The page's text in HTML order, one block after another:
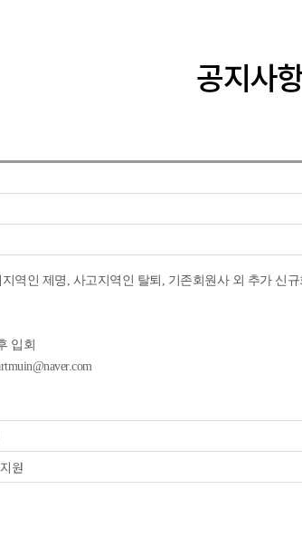
공지사항
역인 제명, 사고지역인 탈퇴, 기존회원사 외 추가 신
입회
원